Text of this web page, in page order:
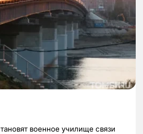
военное училище связи